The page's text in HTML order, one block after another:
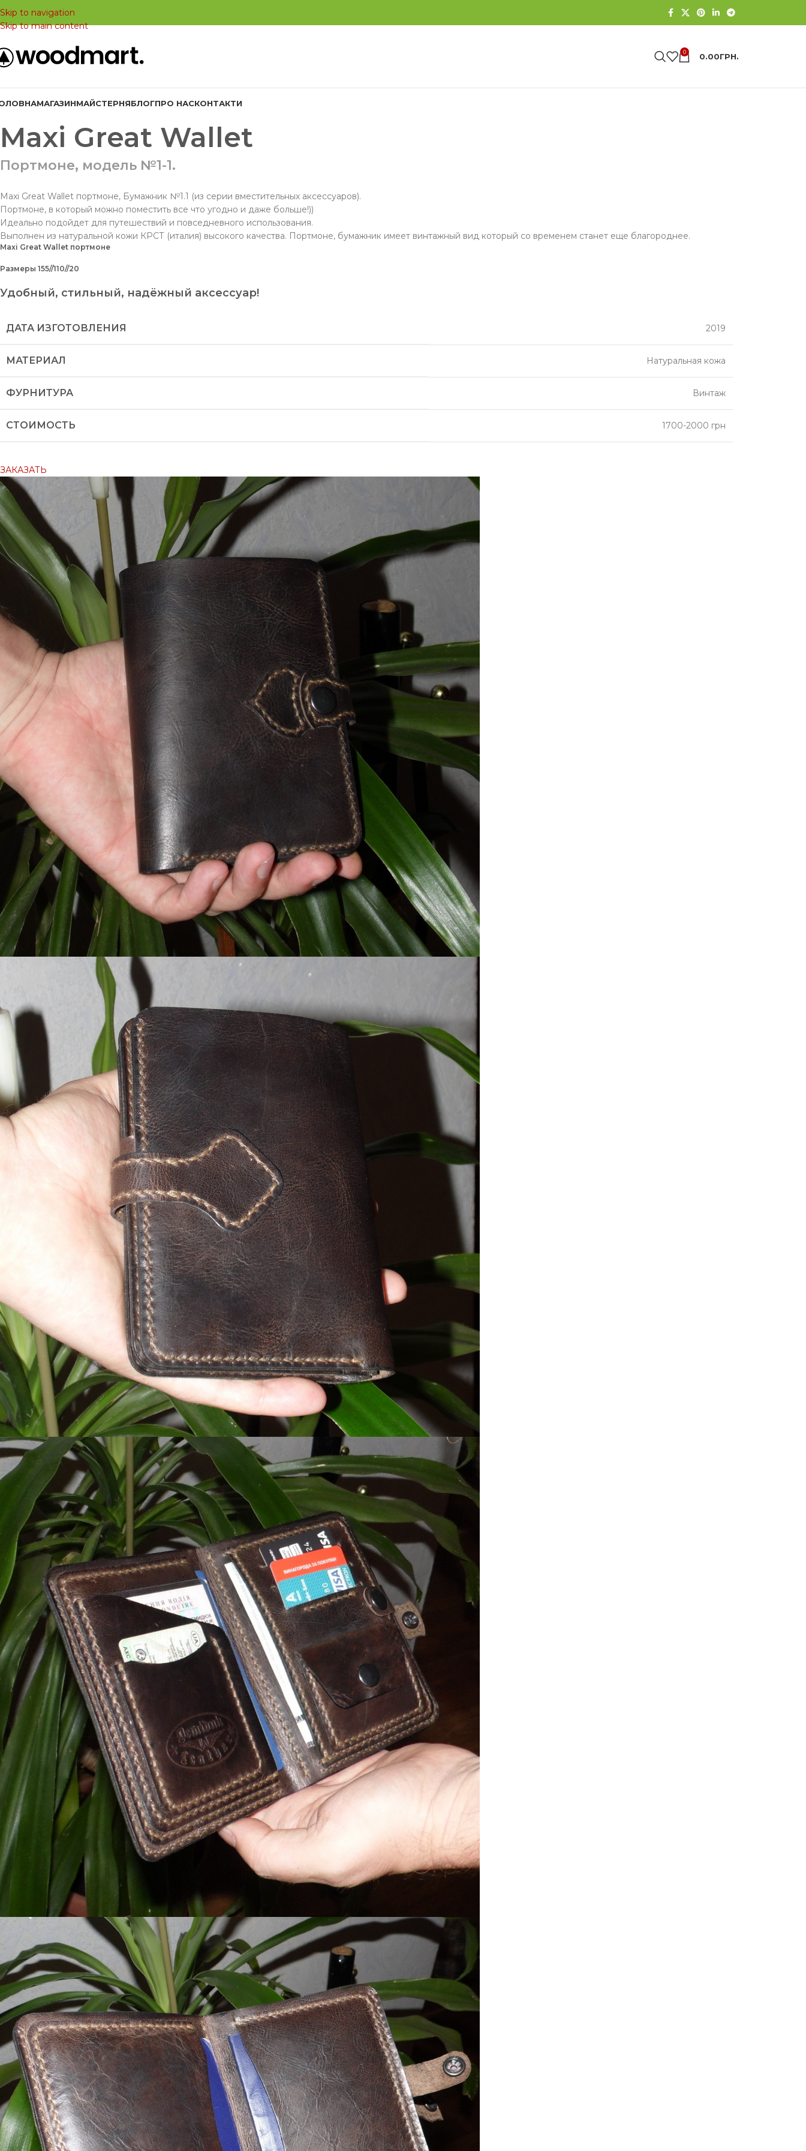
Skip to navigation
Skip to main content
0 0.00ГРН.
МАГАЗИНМАЙСТЕРНЯБЛОГПРО НАСКОНТАКТИ
Maxi Great Wallet
Портмоне, модель №1-1.
Maxi Great Wallet портмоне, Бумажник №1.1 (из серии вместительных аксессуаров).
Портмоне, в который можно поместить все что угодно и даже больше!))
Идеально подойдет для путешествий и повседневного использования.
Выполнен из натуральной кожи КРСТ (италия) высокого качества. Портмоне, бумажник имеет винтажный вид который со временем станет еще благороднее.
Maxi Great Wallet портмоне
Размеры 155//110//20
Удобный, стильный, надёжный аксессуар!
ДАТА ИЗГОТОВЛЕНИЯ 2019
МАТЕРИАЛ Натуральная кожа
ФУРНИТУРА Винтаж
СТОИМОСТЬ 1700-2000 грн
ЗАКАЗАТЬ